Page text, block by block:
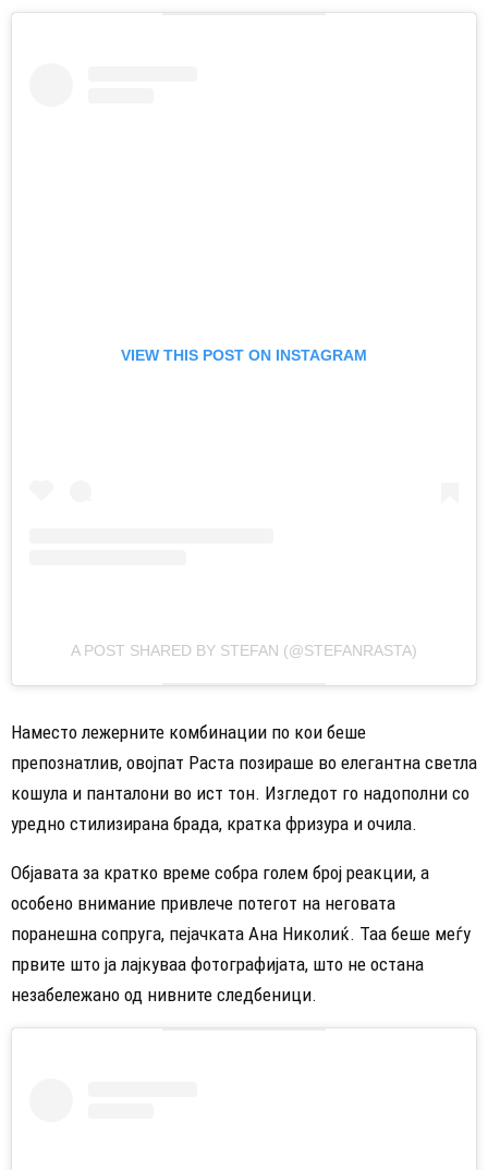
VIEW THIS POST ON INSTAGRAM
A POST SHARED BY STEFAN (@STEFANRASTA)
Наместо лежерните комбинации по кои беше
препознатлив, овојпат Раста позираше во елегантна светла
кошула и панталони во ист тон. Изгледот го надополни со
уредно стилизирана брада, кратка фризура и очила.
Објавата за кратко време собра голем број реакции, а
особено внимание привлече потегот на неговата
поранешна сопруга, пејачката Ана Николиќ. Таа беше меѓу
првите што ја лајкуваа фотографијата, што не остана
незабележано од нивните следбеници.